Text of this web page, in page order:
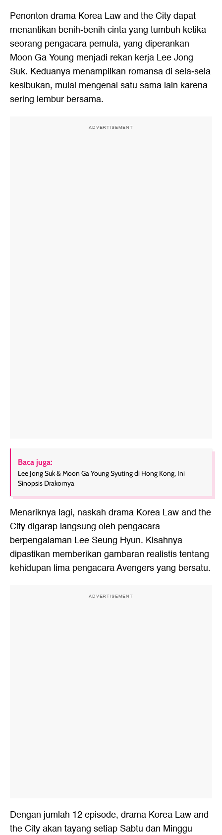
Penonton drama Korea Law and the City dapat
menantikan benih-benih cinta yang tumbuh ketika
seorang pengacara pemula, yang diperankan
Moon Ga Young menjadi rekan kerja Lee Jong
Suk. Keduanya menampilkan romansa di sela-sela
kesibukan, mulai mengenal satu sama lain karena
sering lembur bersama.
ADVERTISEMENT
Baca juga:
Lee Jong Suk & Moon Ga Young Syuting di Hong Kong, Ini
Sinopsis Drakornya
Menariknya lagi, naskah drama Korea Law and the
City digarap langsung oleh pengacara
berpengalaman Lee Seung Hyun. Kisahnya
dipastikan memberikan gambaran realistis tentang
kehidupan lima pengacara Avengers yang bersatu.
ADVERTISEMENT
Dengan jumlah 12 episode, drama Korea Law and
the City akan tayang setiap Sabtu dan Minggu